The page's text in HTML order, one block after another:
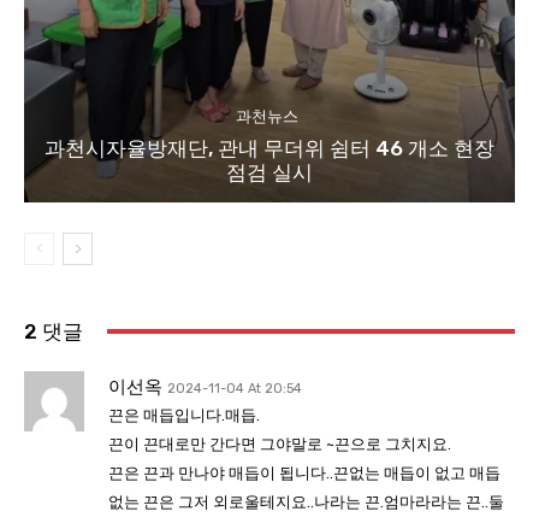
과천뉴스
과천시자율방재단, 관내 무더위 쉼터 46 개소 현장
점검 실시
2 댓글
이선옥 2024-11-04 At 20:54
끈은 매듭입니다.매듭.
끈이 끈대로만 간다면 그야말로 ~끈으로 그치지요.
끈은 끈과 만나야 매듭이 됩니다..끈없는 매듭이 없고 매듭
없는 끈은 그저 외로울테지요..나라는 끈.엄마라라는 끈..둘